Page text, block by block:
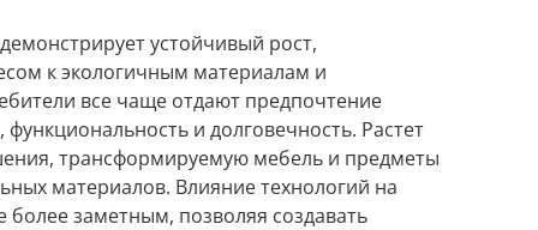
устойчивый рост,
к экологичным материалам и
все чаще отдают предпочтение
и долговечность. Растет
трансформируемую мебель и предметы
материалов. Влияние технологий на
более заметным, позволяя создавать